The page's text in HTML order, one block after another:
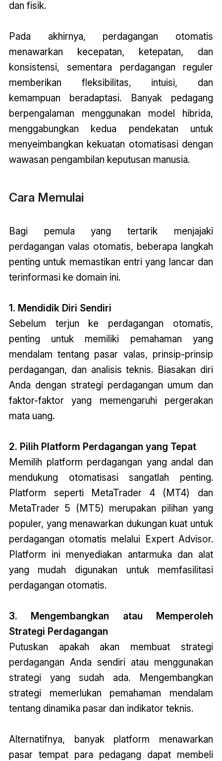
dan fisik.
Pada akhirnya, perdagangan otomatis
menawarkan kecepatan, ketepatan, dan
konsistensi, sementara perdagangan reguler
memberikan fleksibilitas, intuisi, dan
kemampuan beradaptasi. Banyak pedagang
berpengalaman menggunakan model hibrida,
menggabungkan kedua pendekatan untuk
menyeimbangkan kekuatan otomatisasi dengan
wawasan pengambilan keputusan manusia.
Cara Memulai
Bagi pemula yang tertarik menjajaki
perdagangan valas otomatis, beberapa langkah
penting untuk memastikan entri yang lancar dan
terinformasi ke domain ini.
1. Mendidik Diri Sendiri
Sebelum terjun ke perdagangan otomatis,
penting untuk memiliki pemahaman yang
mendalam tentang pasar valas, prinsip-prinsip
perdagangan, dan analisis teknis. Biasakan diri
Anda dengan strategi perdagangan umum dan
faktor-faktor yang memengaruhi pergerakan
mata uang.
2. Pilih Platform Perdagangan yang Tepat
Memilih platform perdagangan yang andal dan
mendukung otomatisasi sangatlah penting.
Platform seperti MetaTrader 4 (MT4) dan
MetaTrader 5 (MT5) merupakan pilihan yang
populer, yang menawarkan dukungan kuat untuk
perdagangan otomatis melalui Expert Advisor.
Platform ini menyediakan antarmuka dan alat
yang mudah digunakan untuk memfasilitasi
perdagangan otomatis.
3. Mengembangkan atau Memperoleh
Strategi Perdagangan
Putuskan apakah akan membuat strategi
perdagangan Anda sendiri atau menggunakan
strategi yang sudah ada. Mengembangkan
strategi memerlukan pemahaman mendalam
tentang dinamika pasar dan indikator teknis.
Alternatifnya, banyak platform menawarkan
pasar tempat para pedagang dapat membeli